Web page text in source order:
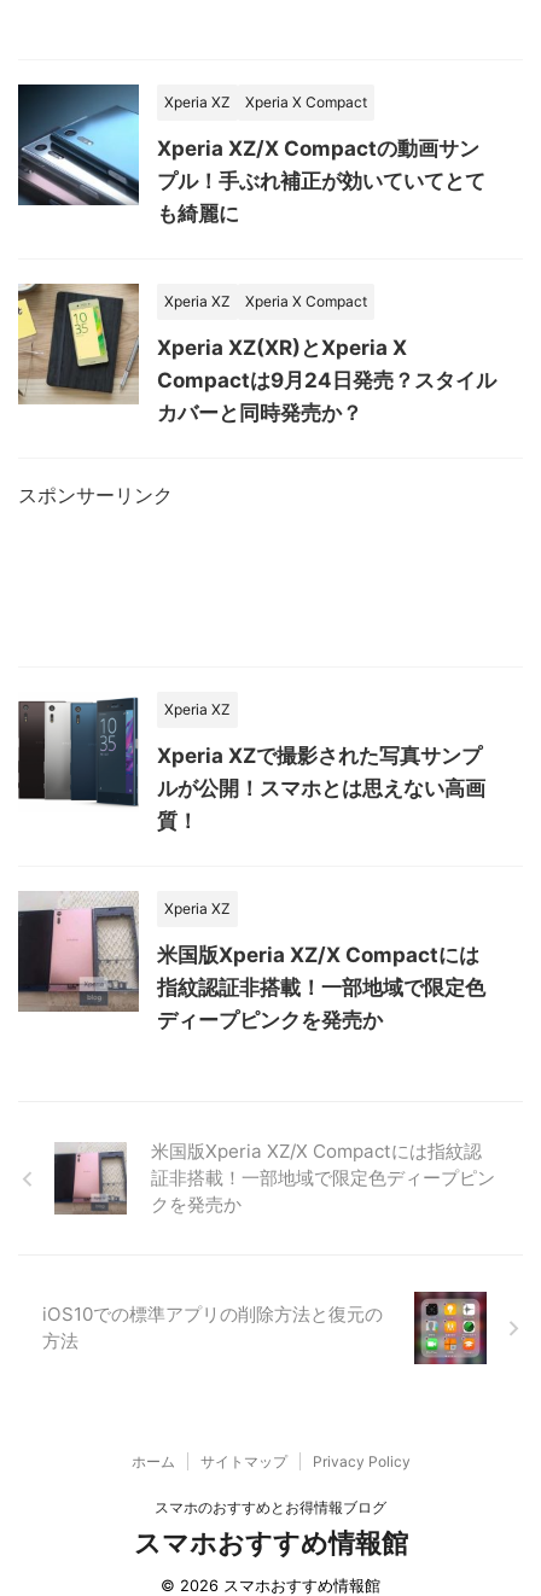
Xperia XZ Xperia X Compact
Xperia XZ/X Compactの動画サン
プル！手ぶれ補正が効いていてとて
も綺麗に
Xperia XZ Xperia X Compact
Xperia XZ(XR)とXperia X
Compactは9月24日発売？スタイル
カバーと同時発売か？
スポンサーリンク
Xperia XZ
Xperia XZで撮影された写真サンプ
ルが公開！スマホとは思えない高画
質！
Xperia XZ
米国版Xperia XZ/X Compactには
指紋認証非搭載！一部地域で限定色
ディープピンクを発売か
米国版Xperia XZ/X Compactには指紋認
証非搭載！一部地域で限定色ディープピン
クを発売か
iOS10での標準アプリの削除方法と復元の
方法
ホーム サイトマップ Privacy Policy
スマホのおすすめとお得情報ブログ
スマホおすすめ情報館
© 2026 スマホおすすめ情報館